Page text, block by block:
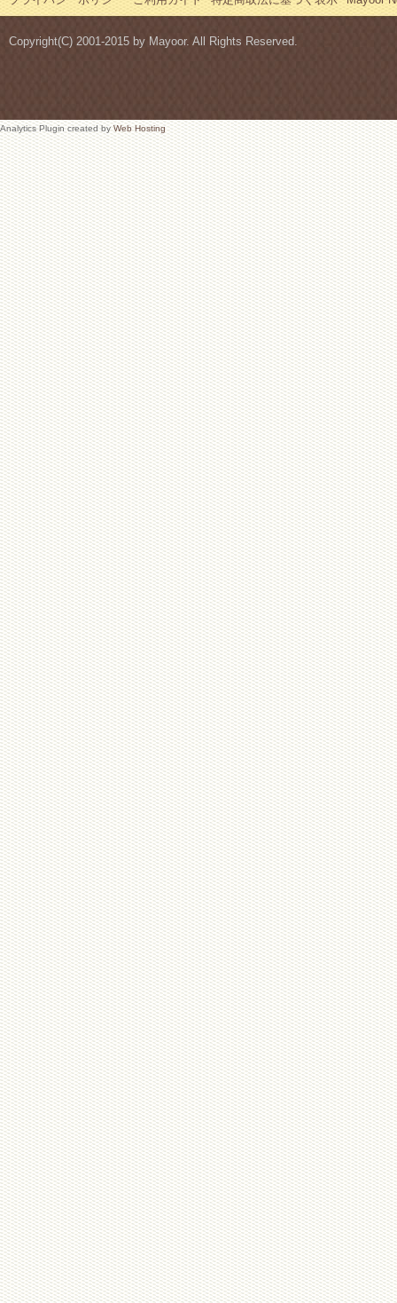
Copyright(C) 2001-2015 by Mayoor. All Rights Reserved.
Analytics Plugin created byWeb Hosting